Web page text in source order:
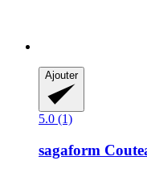
Ajouter
5.0 (1)
sagaform